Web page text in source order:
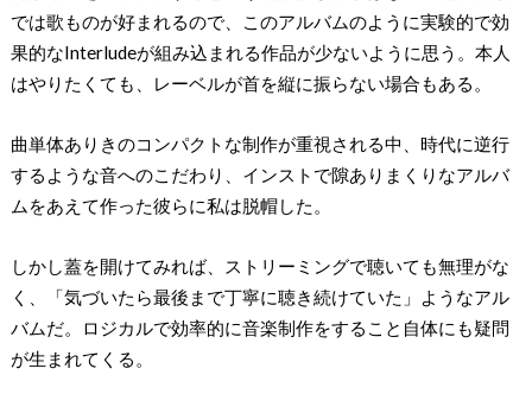
では歌ものが好まれるので、このアルバムのように実験的で効
果的なInterludeが組み込まれる作品が少ないように思う。本人
はやりたくても、レーベルが首を縦に振らない場合もある。
曲単体ありきのコンパクトな制作が重視される中、時代に逆行
するような音へのこだわり、インストで隙ありまくりなアルバ
ムをあえて作った彼らに私は脱帽した。
しかし蓋を開けてみれば、ストリーミングで聴いても無理がな
く、「気づいたら最後まで丁寧に聴き続けていた」ようなアル
バムだ。ロジカルで効率的に音楽制作をすること自体にも疑問
が生まれてくる。